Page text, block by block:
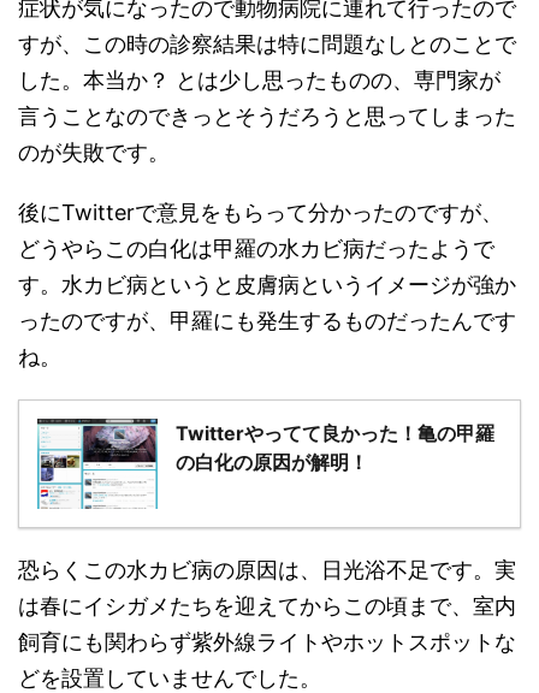
症状が気になったので動物病院に連れて行ったので
すが、この時の診察結果は特に問題なしとのことで
した。本当か？ とは少し思ったものの、専門家が
言うことなのできっとそうだろうと思ってしまった
のが失敗です。
後にTwitterで意見をもらって分かったのですが、
どうやらこの白化は甲羅の水カビ病だったようで
す。水カビ病というと皮膚病というイメージが強か
ったのですが、甲羅にも発生するものだったんです
ね。
Twitterやってて良かった！亀の甲羅
の白化の原因が解明！
恐らくこの水カビ病の原因は、日光浴不足です。実
は春にイシガメたちを迎えてからこの頃まで、室内
飼育にも関わらず紫外線ライトやホットスポットな
どを設置していませんでした。